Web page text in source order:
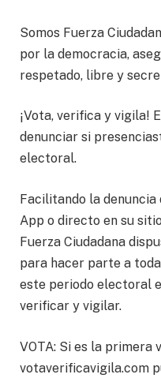
Somos Fuerza
por la democracia,
respetado, libre y
¡Vota, verifica y vigila!
denunciar si
electoral.
Facilitando la
App o directo en su
Fuerza Ciudadana
para hacer parte a
este periodo electoral
verificar y vigilar.
VOTA: Si es la primera
votaverificavigila.com